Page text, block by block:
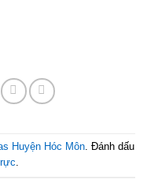
Huyện Hóc Môn. Đánh dấu
.